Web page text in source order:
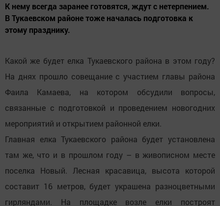
К нему всегда заранее готовятся, ждут с нетерпением.
В Тукаевском районе тоже началась подготовка к
этому празднику.
Какой же будет елка Тукаевского района в этом году?
На днях прошло совещание с участием главы района
Фаила Камаева, на котором обсудили вопросы,
связанные с подготовкой и проведением новогодних
мероприятий и открытием районной елки.
Главная елка Тукаевского района будет установлена
там же, что и в прошлом году – в живописном месте
поселка Новый. Лесная красавица, высота которой
составит 16 метров, будет украшена разноцветными
гирляндами. На площадке возле елки построят